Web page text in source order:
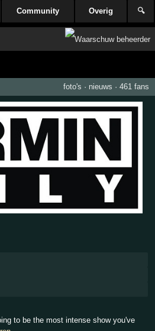
Community Overig 🔍
foto's · nieuws · 461 fans
to be the most intense show you've